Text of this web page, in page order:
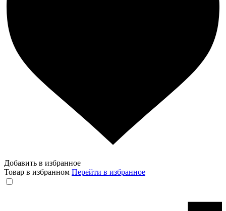
Добавить в избранное
Товар в избранном Перейти в избранное